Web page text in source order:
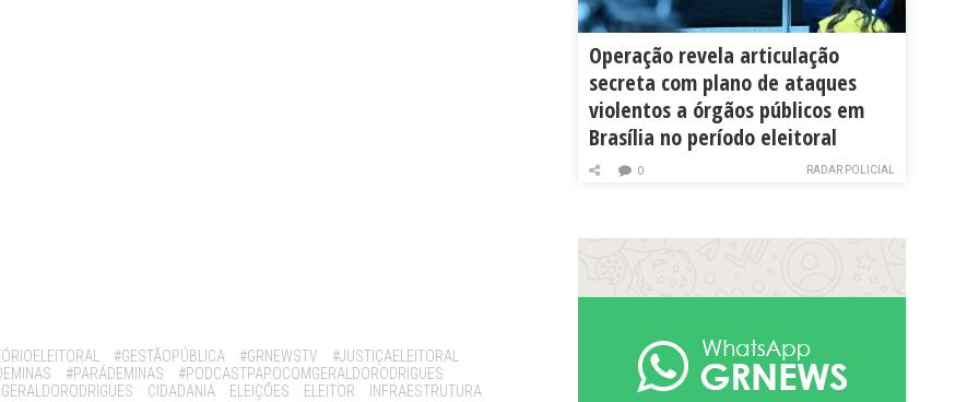
#GESTÃOPÚBLICA #GRNEWSTV
#JUSTIÇAELEITORAL
#PARÁDEMINAS
#PODCASTPAPOCOMGERALDORODRIGUES
CIDADANIA ELEIÇÕES ELEITOR
INFRAESTRUTURA
Operação revela articulação
secreta com plano de ataques
violentos a órgãos públicos em
Brasília no período eleitoral
RADAR POLICIAL
0